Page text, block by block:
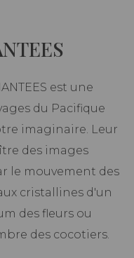
est une
du Pacifique
imaginaire. Leur
des images
le mouvement des
cristallines d'un
des fleurs ou
des cocotiers.